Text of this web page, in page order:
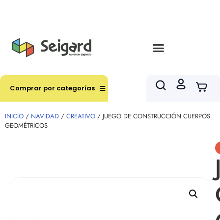
Comprar por categorías
INICIO / NAVIDAD / CREATIVO / JUEGO DE CONSTRUCCIÓN CUERPOS
GEOMÉTRICOS